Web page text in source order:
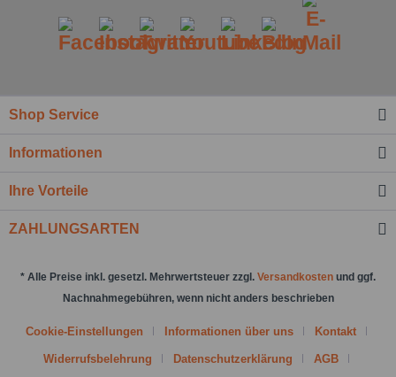
Ich habe die
Felder mit * sind Pflichtfelder.
Nachricht senden
Shop Service
Informationen
Ihre Vorteile
ZAHLUNGSARTEN
* Alle Preise inkl. gesetzl. Mehrwertsteuer zzgl. Versandkosten und ggf.
Nachnahmegebühren, wenn nicht anders beschrieben
Cookie-Einstellungen Informationen über uns Kontakt
Widerrufsbelehrung Datenschutzerklärung AGB